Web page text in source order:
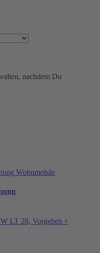
nachdem Du
Wohnmobile